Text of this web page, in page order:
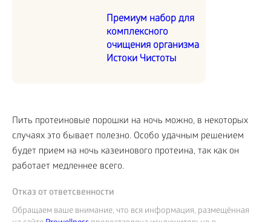
Премиум набор для
комплексного
очищения организма
Истоки Чистоты
Пить протеиновые порошки на ночь можно, в некоторых
случаях это бывает полезно. Особо удачным решением
будет прием на ночь казеинового протеина, так как он
работает медленнее всего.
Отказ от ответсвенности
Обращаем ваше внимание, что вся информация, размещённая